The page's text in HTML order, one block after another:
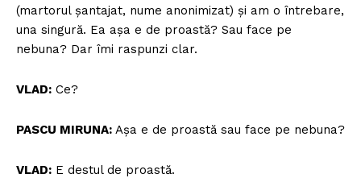
(martorul șantajat, nume anonimizat) și am o întrebare,
una singură. Ea așa e de proastă? Sau face pe
nebuna? Dar îmi raspunzi clar.
VLAD: Ce?
PASCU MIRUNA: Așa e de proastă sau face pe nebuna?
VLAD: E destul de proastă.